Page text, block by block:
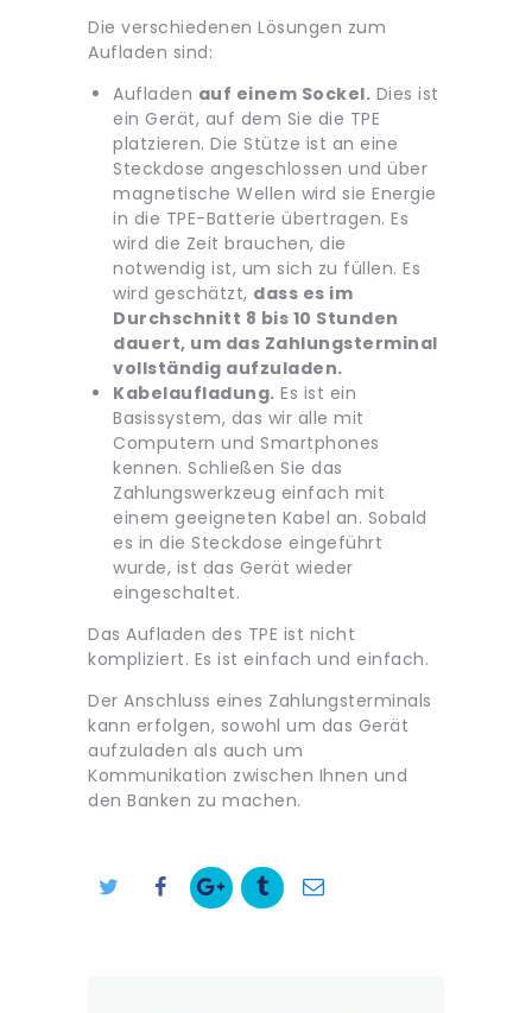
Die verschiedenen Lösungen zum
Aufladen sind:
Aufladen auf einem Sockel. Dies ist
ein Gerät, auf dem Sie die TPE
platzieren. Die Stütze ist an eine
Steckdose angeschlossen und über
magnetische Wellen wird sie Energie
in die TPE-Batterie übertragen. Es
wird die Zeit brauchen, die
notwendig ist, um sich zu füllen. Es
wird geschätzt, dass es im
Durchschnitt 8 bis 10 Stunden
dauert, um das Zahlungsterminal
vollständig aufzuladen.
Kabelaufladung. Es ist ein
Basissystem, das wir alle mit
Computern und Smartphones
kennen. Schließen Sie das
Zahlungswerkzeug einfach mit
einem geeigneten Kabel an. Sobald
es in die Steckdose eingeführt
wurde, ist das Gerät wieder
eingeschaltet.
Das Aufladen des TPE ist nicht
kompliziert. Es ist einfach und einfach.
Der Anschluss eines Zahlungsterminals
kann erfolgen, sowohl um das Gerät
aufzuladen als auch um
Kommunikation zwischen Ihnen und
den Banken zu machen.